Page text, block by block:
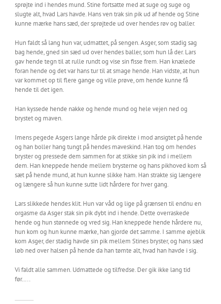
sprøjte ind i hendes mund. Stine fortsatte med at suge og suge og
slugte alt, hvad Lars havde. Hans ven trak sin pik ud af hende og Stine
kunne mærke hans sæd, der sprøjtede ud over hendes røv og baller.
Hun faldt så lang hun var, udmattet, på sengen. Asger, som stadig sag
bag hende, gned sin sæd ud over hendes baller, som hun lå der. Lars
gav hende tegn til at rulle rundt og vise sin fisse frem. Han knælede
foran hende og det var hans tur til at smage hende. Han vidste, at hun
var kommet op til flere gange og ville prøve, om hende kunne få
hende til det igen.
Han kyssede hende nakke og hende mund og hele vejen ned og
brystet og maven.
Imens pegede Asgers lange hårde pik direkte i mod ansigtet på hende
og han boller hang tungt på hendes maveskind. Han tog om hendes
bryster og pressede dem sammen for at stikke sin pik ind i mellem
dem. Han kneppede hende mellem brysterne og hans pikhoved kom så
sæt på hende mund, at hun kunne slikke ham. Han strakte sig længere
og længere så hun kunne sutte lidt hårdere for hver gang.
Lars slikkede hendes klit. Hun var våd og lige på grænsen til endnu en
orgasme da Asger stak sin pik dybt ind i hende. Dette overraskede
hende og hun stønnede og vred sig. Han kneppede hende hårdere nu,
hun kom og hun kunne mærke, han gjorde det samme. I samme øjeblik
kom Asger, der stadig havde sin pik mellem Stines bryster, og hans sæd
løb ned over halsen på hende da han tømte alt, hvad han havde i sig.
Vi faldt alle sammen. Udmattede og tilfredse. Der gik ikke lang tid
før…..